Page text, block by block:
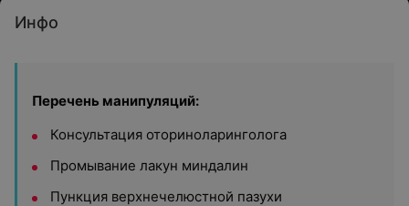
Инфо
Перечень манипуляций:
Консультация оториноларинголога
Промывание лакун миндалин
Пункция верхнечелюстной пазухи